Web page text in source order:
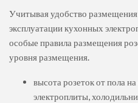
Учитывая удобство
эксплуатации кухонных
особые правила размещения
уровня размещения.
высота розеток от пола
электроплиты,